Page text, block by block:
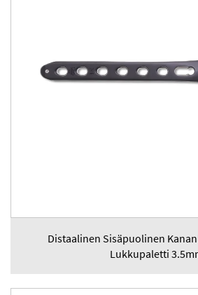
Distaalinen Sisäpuolinen
Lukkupaletti